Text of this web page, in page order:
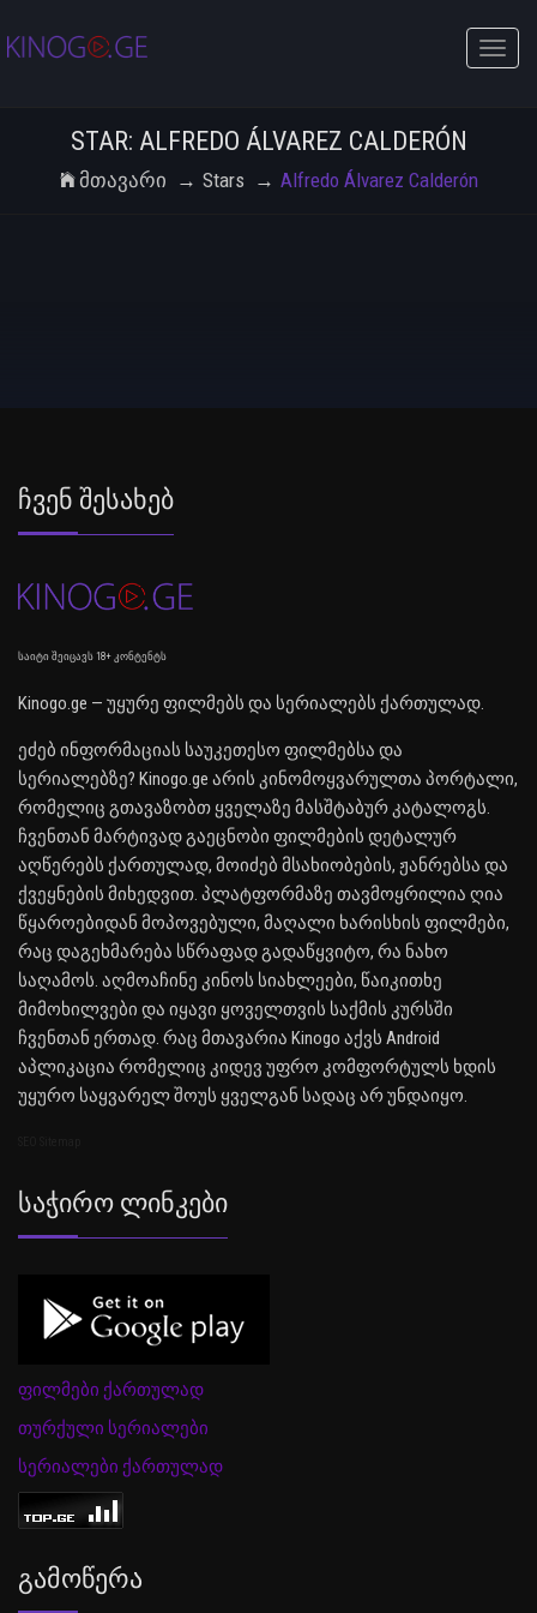
Toggle
STAR: ALFREDO ÁLVAREZ CALDERÓN
Მთავარი Stars Alfredo Álvarez Calderón
Ჩვენ Შესახებ
საიტი შეიცავს 18+ კონტენტს
Kinogo.ge — უყურე ფილმებს და სერიალებს ქართულად.
ეძებ ინფორმაციას საუკეთესო ფილმებსა და
სერიალებზე? Kinogo.ge არის კინომოყვარულთა პორტალი,
რომელიც გთავაზობთ ყველაზე მასშტაბურ კატალოგს.
ჩვენთან მარტივად გაეცნობი ფილმების დეტალურ
აღწერებს ქართულად, მოიძებ მსახიობების, ჟანრებსა და
ქვეყნების მიხედვით. პლატფორმაზე თავმოყრილია ღია
წყაროებიდან მოპოვებული, მაღალი ხარისხის ფილმები,
რაც დაგეხმარება სწრაფად გადაწყვიტო, რა ნახო
საღამოს. აღმოაჩინე კინოს სიახლეები, წაიკითხე
მიმოხილვები და იყავი ყოველთვის საქმის კურსში
ჩვენთან ერთად. რაც მთავარია Kinogo აქვს Android
აპლიკაცია რომელიც კიდევ უფრო კომფორტულს ხდის
უყურო საყვარელ შოუს ყველგან სადაც არ უნდაიყო.
Საჭირო Ლინკები
ფილმები ქართულად
თურქული სერიალები
სერიალები ქართულად
Გამოწერა